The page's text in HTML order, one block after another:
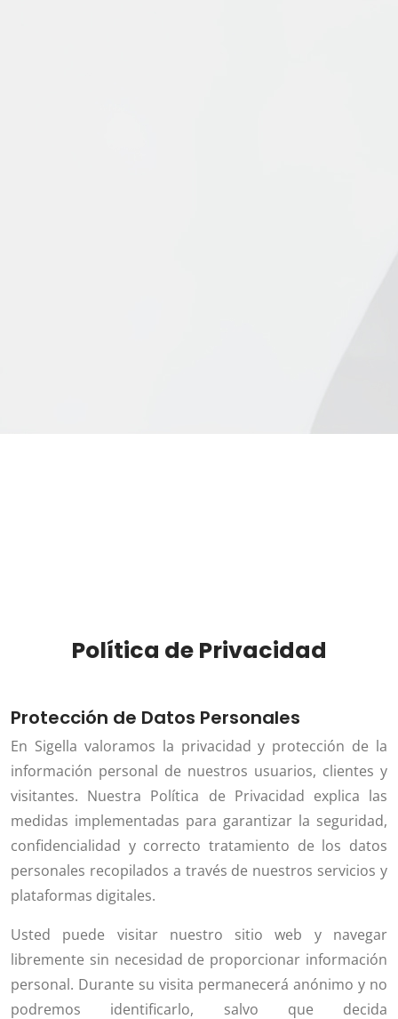
Política de Privacidad
Protección de Datos Personales
En Sigella valoramos la privacidad y protección de la
información personal de nuestros usuarios, clientes y
visitantes. Nuestra Política de Privacidad explica las
medidas implementadas para garantizar la seguridad,
confidencialidad y correcto tratamiento de los datos
personales recopilados a través de nuestros servicios y
plataformas digitales.
Usted puede visitar nuestro sitio web y navegar
libremente sin necesidad de proporcionar información
personal. Durante su visita permanecerá anónimo y no
podremos identificarlo, salvo que decida